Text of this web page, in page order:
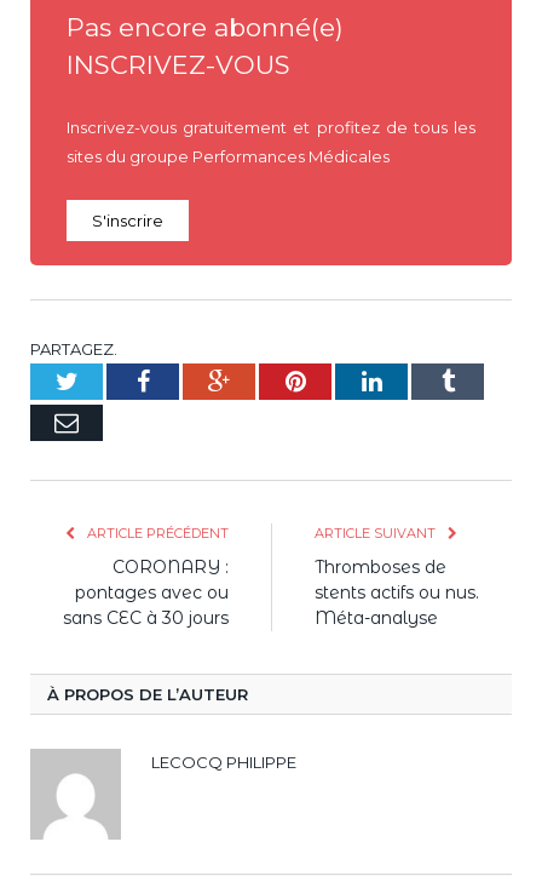
Pas encore abonné(e)
INSCRIVEZ-VOUS
Inscrivez-vous gratuitement et profitez de tous les
sites du groupe Performances Médicales
S'inscrire
PARTAGEZ.
TwitterFacebookGoogle+PinterestLinkedInTumblr
E-
ARTICLE PRÉCÉDENT
CORONARY :
pontages avec ou
sans CEC à 30 jours
ARTICLE SUIVANT
Thromboses de
stents actifs ou nus.
Méta-analyse
À PROPOS DE L’AUTEUR
LECOCQ PHILIPPE